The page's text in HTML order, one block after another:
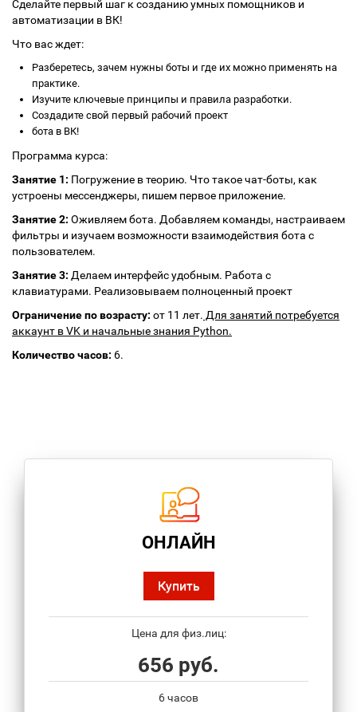
Сделайте первый шаг к созданию умных помощников и
автоматизации в ВК!
Что вас ждет:
Разберетесь, зачем нужны боты и где их можно применять на
практике.
Изучите ключевые принципы и правила разработки.
Создадите свой первый рабочий проект
бота в ВК!
Программа курса:
Занятие 1: Погружение в теорию. Что такое чат-боты, как
устроены мессенджеры, пишем первое приложение.
Занятие 2: Оживляем бота. Добавляем команды, настраиваем
фильтры и изучаем возможности взаимодействия бота с
пользователем.
Занятие 3: Делаем интерфейс удобным. Работа с
клавиатурами. Реализовываем полноценный проект
Ограничение по возрасту: от 11 лет. Для занятий потребуется
аккаунт в VK и начальные знания Python.
Количество часов: 6.
ОНЛАЙН
Купить
Цена для физ.лиц:
656 руб.
6 часов